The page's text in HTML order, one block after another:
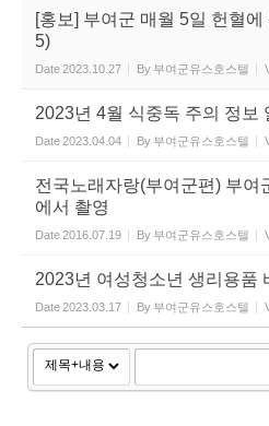
[홍보] 부여군 매월 5일 헌혈
5)
Date2023.10.27 By 부여군유스호스텔
2023년 4월 식중독 주의 정보
Date2023.04.04 By 부여군유스호스텔
전국노래자랑(부여군편) 부여
에서 촬영
Date2016.07.19 By 부여군유스호스텔
2023년 여성청소년 생리용품
Date2023.03.17 By 부여군유스호스텔